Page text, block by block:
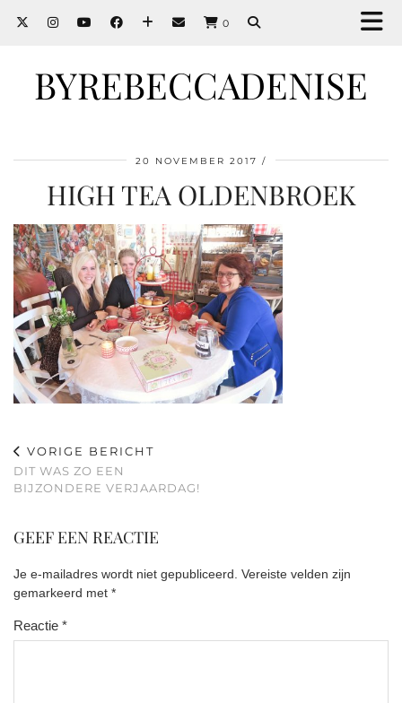
0
BYREBECCADENISE
20 NOVEMBER 2017
HIGH TEA OLDENBROEK
VORIGE BERICHT
DIT WAS ZO EEN
BIJZONDERE VERJAARDAG!
GEEF EEN REACTIE
Je e-mailadres wordt niet gepubliceerd. Vereiste velden zijn
gemarkeerd met *
Reactie *